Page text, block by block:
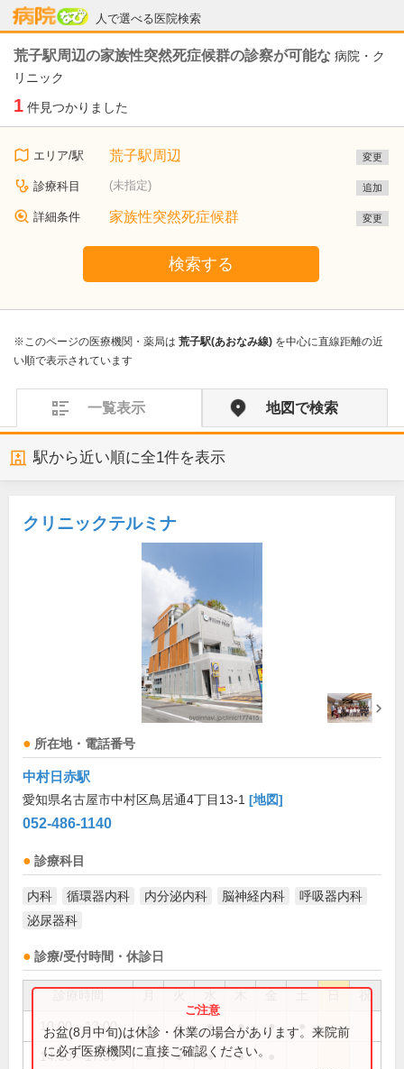
人で選べる医院検索
病院なび
荒子駅周辺の家族性突然死症候群の診察が可能な 病院・ク
リニック
1 件見つかりました
エリア/駅 荒子駅周辺 変更
診療科目 (未指定) 追加
詳細条件 家族性突然死症候群 変更
検索する
※このページの医療機関・薬局は 荒子駅(あおなみ線) を中心に直線距離の近
い順で表示されています
一覧表示 地図で検索
駅から近い順に全1件を表示
クリニックテルミナ
所在地・電話番号
中村日赤駅
愛知県名古屋市中村区鳥居通4丁目13-1 [地図]
052-486-1140
診療科目
内科 循環器内科 内分泌内科 脳神経内科
呼吸器内科
泌尿器科
診療/受付時間・休診日
祝
10:00～13:00 ● ● ● ● ●
14:30～17:30 ● ● ● ●
お盆(8月中旬)は休診・休業の場合があります。来院前
に必ず医療機関に直接ご確認ください。